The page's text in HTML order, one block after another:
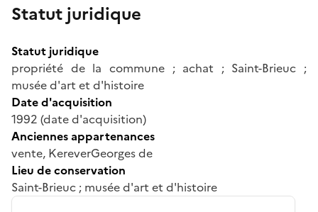
Statut juridique
Statut juridique
propriété de la commune ; achat ; Saint-Brieuc ;
musée d'art et d'histoire
Date d'acquisition
1992 (date d'acquisition)
Anciennes appartenances
vente, KereverGeorges de
Lieu de conservation
Saint-Brieuc ; musée d'art et d'histoire